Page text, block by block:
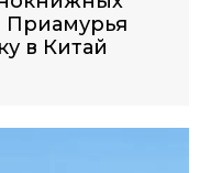
Приамурья
в Китай